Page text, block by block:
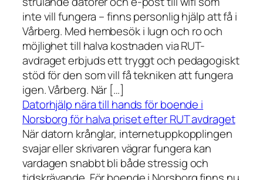
inte vill fungera – finns personlig hjälp att få i
Vårberg. Med hembesök i lugn och ro och
möjlighet till halva kostnaden via RUT-
avdraget erbjuds ett tryggt och pedagogiskt
stöd för den som vill få tekniken att fungera
igen. Vårberg. När […]
Datorhjälp nära till hands för boende i
Norsborg för halva priset efter RUT avdraget
När datorn krånglar, internetuppkopplingen
svajar eller skrivaren vägrar fungera kan
vardagen snabbt bli både stressig och